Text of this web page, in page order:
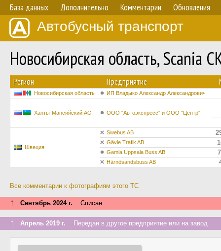
База данных Дополнительно Комментарии Обновления
Автобусный транспорт
Новосибирская область,
Регион Предприятие
Новосибирская область ИП Владыко Александр Александрович
Ханты-Мансийский АО ООО "Автоэкспресс" и ООО "Центр"
Швеция
Swebus AB
Gävle Trafik AB
Gamla Uppsala Buss AB
Härnösandsbuss AB
Все комментарии к фотографиям этого ТС
↑ Сентябрь 2024 г. Списан
↑ Апрель 2019 г. Передан в другое предприятие или на завод